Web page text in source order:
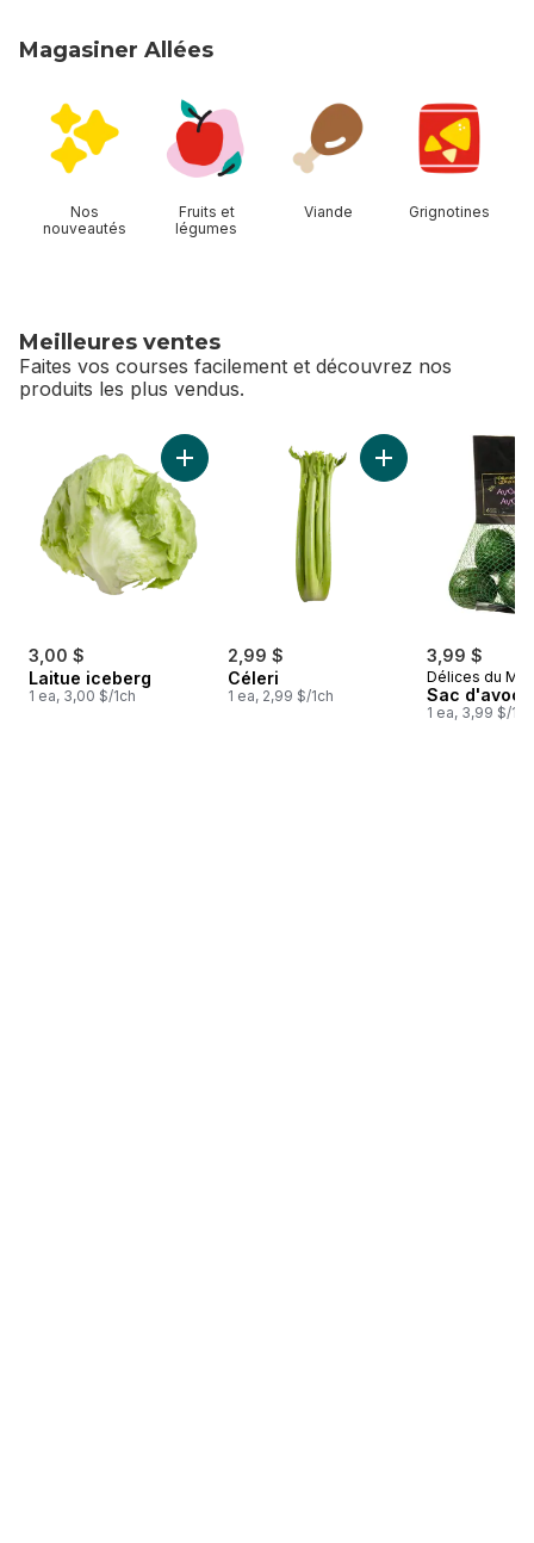
Magasiner Allées
Nos
nouveautés
Fruits et
légumes
Viande Grignotines
Meilleures ventes
Faites vos courses facilement et découvrez nos
produits les plus vendus.
sauter Meilleures ventes
3,00 $
Laitue iceberg
1 ea, 3,00 $/1ch
Ajouter Laitue iceberg au panier
2,99 $
Céleri
1 ea, 2,99 $/1ch
Ajouter Céleri au
3,99 $
Délices du
Sac
1 ea, 3,99 $/1ch